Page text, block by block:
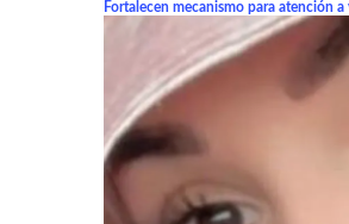
Fortalecen mecanismo para atención